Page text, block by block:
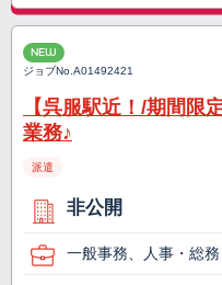
NEW
ジョブNo.A01492421
【呉服駅近！/期間限
業務♪
派遣
非公開
一般事務、人事・総務